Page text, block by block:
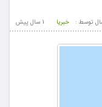
1 سال پيش توسط : خبریا